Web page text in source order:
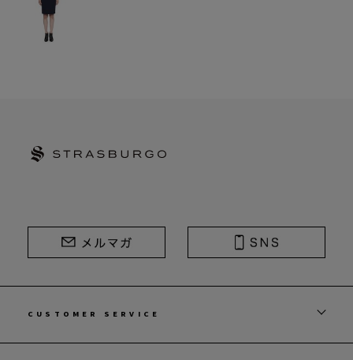
CUSTOMER SERVICE